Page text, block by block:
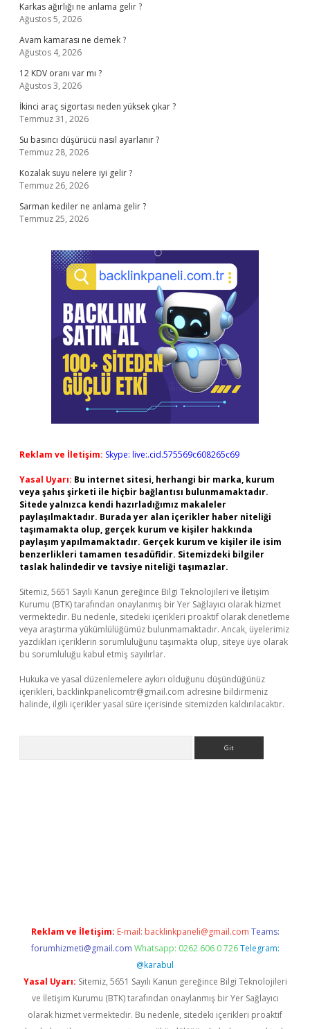
Karkas ağırlığı ne anlama gelir ?
Ağustos 5, 2026
Avam kamarası ne demek ?
Ağustos 4, 2026
12 KDV oranı var mı ?
Ağustos 3, 2026
İkinci araç sigortası neden yüksek çıkar ?
Temmuz 31, 2026
Su basıncı düşürücü nasıl ayarlanır ?
Temmuz 28, 2026
Kozalak suyu nelere iyi gelir ?
Temmuz 26, 2026
Sarman kediler ne anlama gelir ?
Temmuz 25, 2026
Reklam ve İletişim: Skype: live:.cid.575569c608265c69
Yasal Uyarı: Bu internet sitesi, herhangi bir marka, kurum
veya şahıs şirketi ile hiçbir bağlantısı bulunmamaktadır.
Sitede yalnızca kendi hazırladığımız makaleler
paylaşılmaktadır. Burada yer alan içerikler haber niteliği
taşımamakta olup, gerçek kurum ve kişiler hakkında
paylaşım yapılmamaktadır. Gerçek kurum ve kişiler ile isim
benzerlikleri tamamen tesadüfidir. Sitemizdeki bilgiler
taslak halindedir ve tavsiye niteliği taşımazlar.
Sitemiz, 5651 Sayılı Kanun gereğince Bilgi Teknolojileri ve İletişim
Kurumu (BTK) tarafından onaylanmış bir Yer Sağlayıcı olarak hizmet
vermektedir. Bu nedenle, sitedeki içerikleri proaktif olarak denetleme
veya araştırma yükümlülüğümüz bulunmamaktadır. Ancak, üyelerimiz
yazdıkları içeriklerin sorumluluğunu taşımakta olup, siteye üye olarak
bu sorumluluğu kabul etmiş sayılırlar.
Hukuka ve yasal düzenlemelere aykırı olduğunu düşündüğünüz
içerikleri, backlinkpanelicomtr@gmail.com adresine bildirmeniz
halinde, ilgili içerikler yasal süre içerisinde sitemizden kaldırılacaktır.
Reklam ve İletişim: E-mail: backlinkpaneli@gmail.com Teams:
forumhizmeti@gmail.com Whatsapp: 0262 606 0 726 Telegram:
@karabul
Yasal Uyarı: Sitemiz, 5651 Sayılı Kanun gereğince Bilgi Teknolojileri
ve İletişim Kurumu (BTK) tarafından onaylanmış bir Yer Sağlayıcı
olarak hizmet vermektedir. Bu nedenle, sitedeki içerikleri proaktif